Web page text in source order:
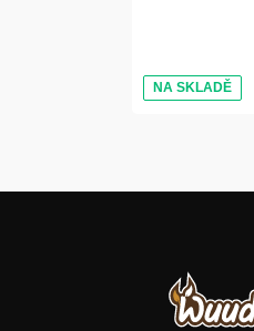
NA SKLADĚ